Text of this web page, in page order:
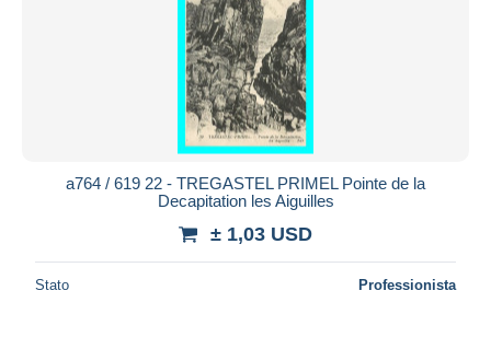
a764 / 619 22 - TREGASTEL PRIMEL Pointe de la
Decapitation les Aiguilles
± 1,03 USD
Stato Professionista